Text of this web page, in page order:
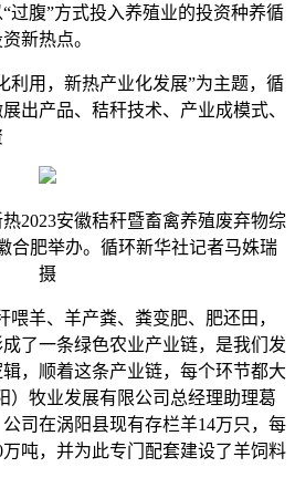
过腹”方式投入养殖业的投资种养循
新热点。
用，新热产业化发展”为主题，循
展出产品、秸秆技术、产业成模式、
2023安徽秸秆暨畜禽养殖废弃物综
合肥举办。循环新华社记者马姝瑞
摄
羊、羊产粪、粪变肥、肥还田，
了一条绿色农业产业链，是我们发
，顺着这条产业链，每个环节都大
）牧业发展有限公司总经理助理葛
司在涡阳县现有存栏羊14万只，每
吨，并为此专门配套建设了羊饲料